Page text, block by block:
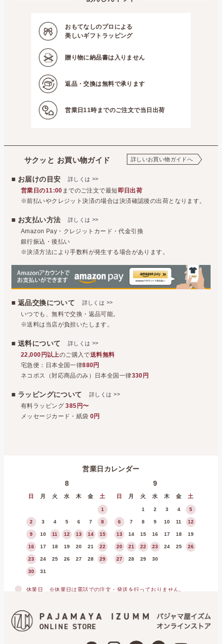
プレゼント・贈り物に最適♪ギフト・アイテム
おもてなしのプロによる
美しいギフトラッピング
贈り物に納品書は入りません
返品・交換は無料で承ります
営業日11時までのご注文で当日出荷
サクッと お買い物ガイド 詳しいお買い物ガイドへ
■ お届けの目安 詳しくは >>
営業日の11:00 までのご注文で最短 即日出荷
※前払いやクレジット決済の場合は決済確認後の出荷となります。
■ お支払い方法 詳しくは >>
Amazon Pay・クレジットカード・代金引換
銀行振込・後払い
※決済方法により手数料が発生する場合があります。
■ 返品交換について 詳しくは >>
いつでも、無料で交換・返品可能。
※送料は当店が負担いたします。
■ 送料について 詳しくは >>
22,000円以上のご購入で送料無料
宅急便：日本全国一律880円
ネコポス（対応商品のみ）日本全国一律330円
■ ラッピングについて詳しくは>>
有料ラッピング385円〜
メッセージカード・紙袋0円
営業日カレンダー
8
日 月 火 水 木 金 土
1
2 3 4 5 6 7 8
9 10 11 12 13 14 15
16 17 18 19 20 21 22
23 24 25 26 27 28 29
30 31
9
日 月 火 水 木 金 土
1 2 3 4 5
6 7 8 9 10 11 12
13 14 15 16 17 18 19
20 21 22 23 24 25 26
27 28 29 30
休業日 ※休業日は電話での注文・発送を行っておりません。